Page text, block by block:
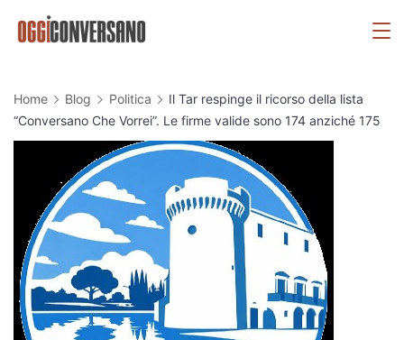
Home Blog Politica
Il Tar respinge il ricorso della lista
“Conversano Che Vorrei”. Le firme valide sono 174 anziché 175